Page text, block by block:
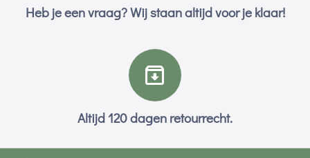
Heb je een vraag? Wij staan altijd voor je klaar!
Altijd 120 dagen retourrecht.